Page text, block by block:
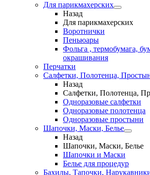
Для парикмахерских
Назад
Для парикмахерских
Воротнички
Пеньюары
Фольга , термобумага,
окрашивания
Перчатки
Салфетки, Полотенца,
Назад
Салфетки, Полотенца,
Одноразовые салфетки
Одноразовые полотенца
Одноразовые простыни
Шапочки, Маски, Белье
Назад
Шапочки, Маски, Белье
Шапочки и Маски
Белье для процедур
Бахилы, Тапочки,